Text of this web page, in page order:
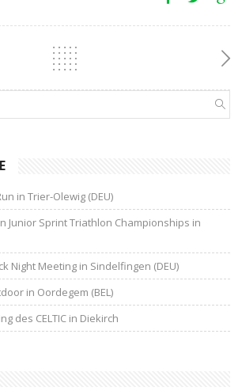
in Trier-Olewig (DEU)
Junior Sprint Triathlon Championships in
Night Meeting in Sindelfingen (DEU)
in Oordegem (BEL)
des CELTIC in Diekirch